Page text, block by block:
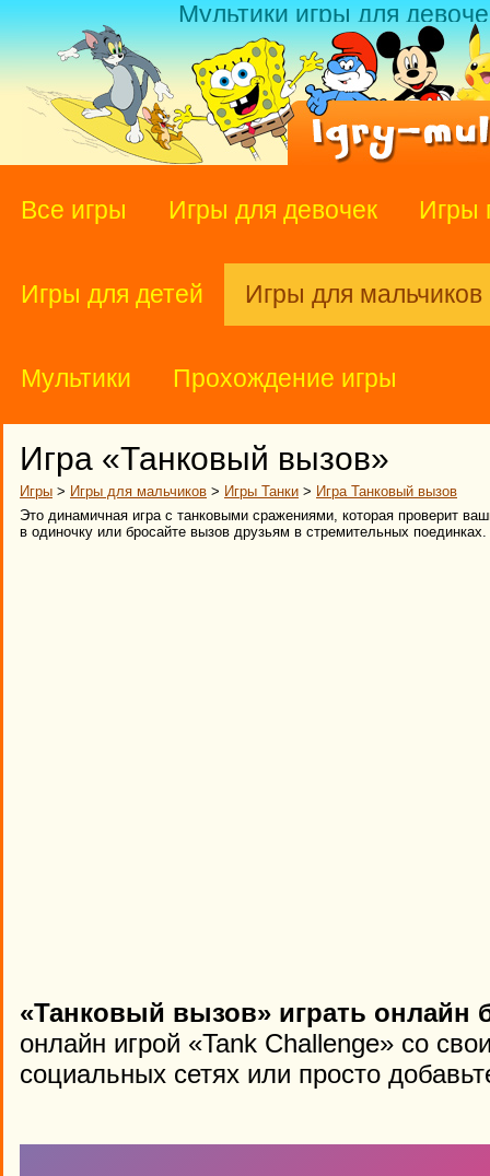
Мультики игры для
Все игры Игры для девочек Игры
Игры для детей Игры для мальчиков
Мультики Прохождение игры
Игра «Танковый вызов»
Игры > Игры для мальчиков > Игры Танки > Игра Танковый вызов
Это динамичная игра с танковыми сражениями, которая проверит
в одиночку или бросайте вызов друзьям в стремительных поединках.
«Танковый вызов» играть онлайн
онлайн игрой «Tank Challenge» со
социальных сетях или просто